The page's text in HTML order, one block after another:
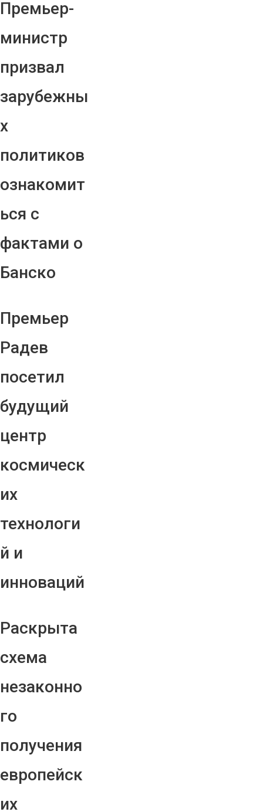
Премьер-
министр
призвал
зарубежны
х
политиков
ознакомит
ься с
фактами о
Банско
Премьер
Радев
посетил
будущий
центр
космическ
их
технологи
й и
инноваций
Раскрыта
схема
незаконно
го
получения
европейск
их